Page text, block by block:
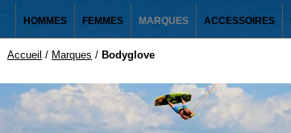
HOMMES FEMMES MARQUES ACCESSOIRES
Accueil / Marques / Bodyglove